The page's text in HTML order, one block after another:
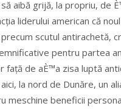
aibă grijă, la propriu, de
liderului american că
precum scutul antirachetă,
pentru partea
față de aÈ™a zisa luptă
la nord de Dunăre, un
meschine beneficii